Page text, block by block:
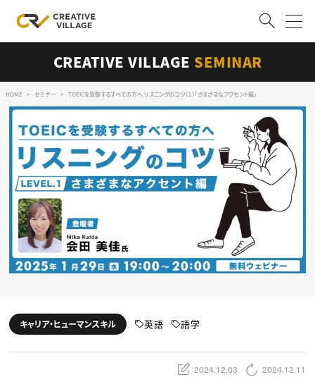
ログイン 会員登録
RECRUIT
クリエイター求人を探す
CREATIVE JOB求人検索
特集求人
採用説明会
転職支援サービス
CONTENTS
スキルアップしたい！
動画配信・映像制作
編集・ライティング
ディレクション
TOP Creator’s コラム トップ
Webクリエイター
ゲームクリエイター
セミナー
CREATIVE VILLAGE SEMINAR
HOME セミナー TOEICを受験するすべての方へ リスニングのコツ（１）「さまざまなアクセント編」
キャリア・ヒューマンスキル 英語 語学
2024.12.03 2024.12.11